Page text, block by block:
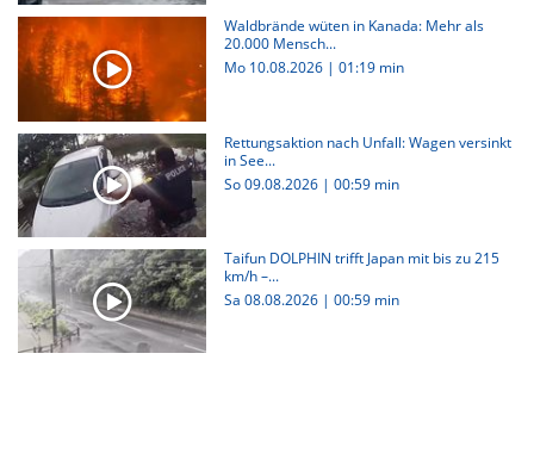
Waldbrände wüten in Kanada: Mehr als
20.000 Mensch...
Mo 10.08.2026 | 01:19 min
Rettungsaktion nach Unfall: Wagen versinkt
in See...
So 09.08.2026 | 00:59 min
Taifun DOLPHIN trifft Japan mit bis zu 215
km/h –...
Sa 08.08.2026 | 00:59 min